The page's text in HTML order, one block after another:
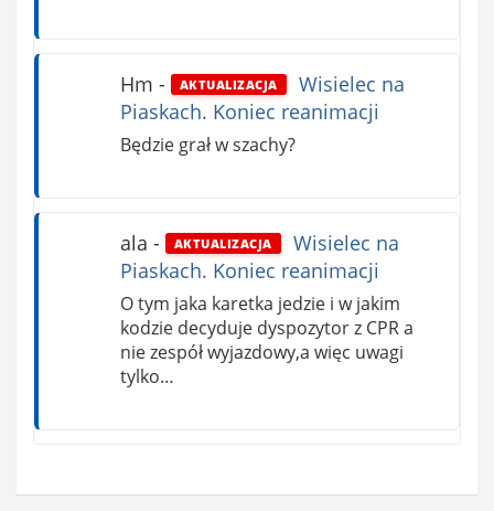
Hm - AKTUALIZACJA
Wisielec na
Piaskach. Koniec reanimacji
Będzie grał w szachy?
ala - AKTUALIZACJA
Wisielec na
Piaskach. Koniec reanimacji
O tym jaka karetka jedzie i w jakim
kodzie decyduje dyspozytor z CPR a
nie zespół wyjazdowy,a więc uwagi
tylko…